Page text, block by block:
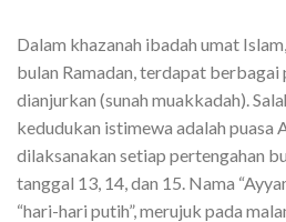
Dalam khazanah ibadah umat
bulan Ramadan, terdapat berbagai
dianjurkan (sunah muakkadah).
kedudukan istimewa adalah puasa
dilaksanakan setiap pertengahan
tanggal 13, 14, dan 15. Nama
“hari-hari putih”, merujuk pada